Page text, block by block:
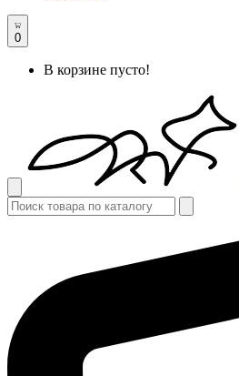
0
В корзине пусто!